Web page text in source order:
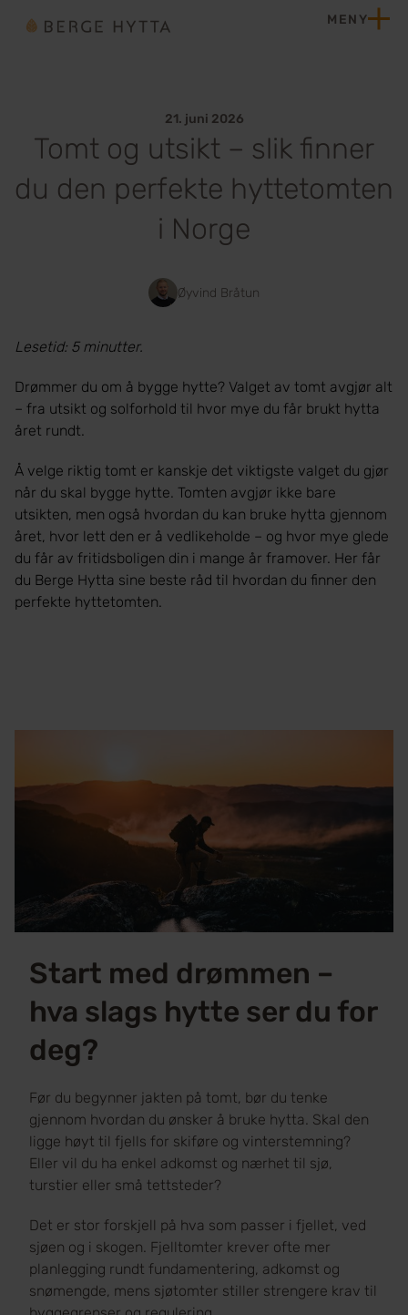
MENY
21. juni 2026
Tomt og utsikt – slik finner
du den perfekte hyttetomten
i Norge
Øyvind Bråtun
Lesetid: 5 minutter.
Drømmer du om å bygge hytte? Valget av tomt avgjør alt
– fra utsikt og solforhold til hvor mye du får brukt hytta
året rundt.
Å velge riktig tomt er kanskje det viktigste valget du gjør
når du skal bygge hytte. Tomten avgjør ikke bare
utsikten, men også hvordan du kan bruke hytta gjennom
året, hvor lett den er å vedlikeholde – og hvor mye glede
du får av fritidsboligen din i mange år framover. Her får
du Berge Hytta sine beste råd til hvordan du finner den
perfekte hyttetomten.
Start med drømmen –
hva slags hytte ser du for
deg?
Før du begynner jakten på tomt, bør du tenke
gjennom hvordan du ønsker å bruke hytta. Skal den
ligge høyt til fjells for skiføre og vinterstemning?
Eller vil du ha enkel adkomst og nærhet til sjø,
turstier eller små tettsteder?
Det er stor forskjell på hva som passer i fjellet, ved
sjøen og i skogen. Fjelltomter krever ofte mer
planlegging rundt fundamentering, adkomst og
snømengde, mens sjøtomter stiller strengere krav til